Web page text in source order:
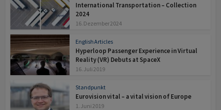
International Transportation – Collection
2024
16. Dezember 2024
English Articles
Hyperloop Passenger Experience in Virtual
Reality (VR) Debuts at SpaceX
16. Juli 2019
Standpunkt
Eurovision vital – a vital vision of Europe
1. Juni 2019